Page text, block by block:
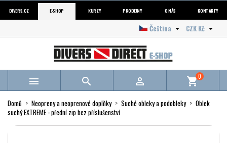
DIVERS.CZ E-SHOP KURZY PRODEJNY O NÁS KONTAKTY
CZK Kč 
Čeština 
   shopping_cart0
Domů Neopreny a neoprenové doplňky Suché obleky a podobleky
Oblek
suchý EXTREME - přední zip bez příslušenství